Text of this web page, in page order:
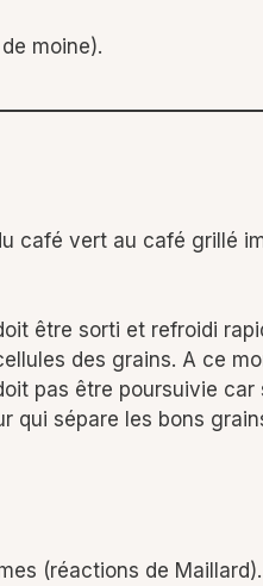
moine).
café vert au café grillé
être sorti et refroidi
des grains. A ce
pas être poursuivie
sépare les bons
(réactions de Maillard).